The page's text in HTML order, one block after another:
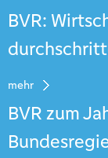
BVR:
mehr
BVR zum